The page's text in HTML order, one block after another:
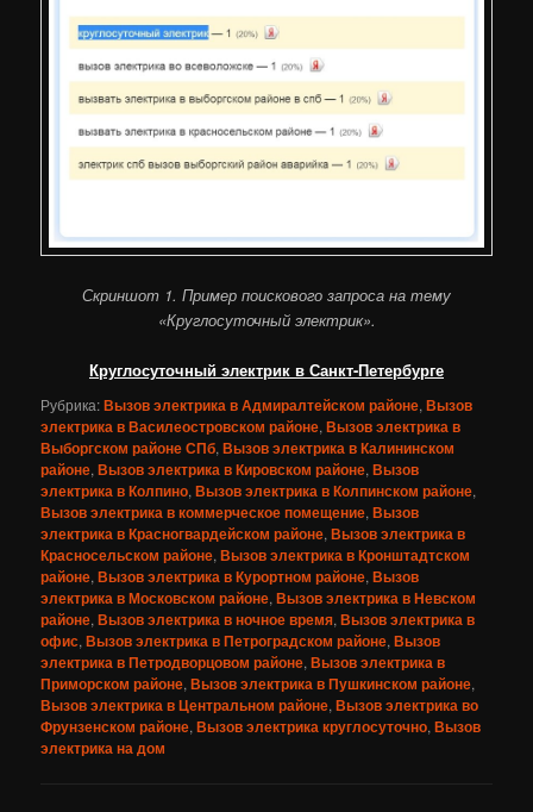
Скриншот 1. Пример поискового запроса на тему
«Круглосуточный электрик».
Круглосуточный электрик в Санкт-Петербурге
Рубрика:Вызов электрика в Адмиралтейском районе,Вызов
электрика в Василеостровском районе,Вызов электрика в
Выборгском районе СПб,Вызов электрика в Калининском
районе,Вызов электрика в Кировском районе,Вызов
электрика в Колпино,Вызов электрика в Колпинском районе,
Вызов электрика в коммерческое помещение,Вызов
электрика в Красногвардейском районе,Вызов электрика в
Красносельском районе,Вызов электрика в Кронштадтском
районе,Вызов электрика в Курортном районе,Вызов
электрика в Московском районе,Вызов электрика в Невском
районе,Вызов электрика в ночное время,Вызов электрика в
офис,Вызов электрика в Петроградском районе,Вызов
электрика в Петродворцовом районе,Вызов электрика в
Приморском районе,Вызов электрика в Пушкинском районе,
Вызов электрика в Центральном районе,Вызов электрика во
Фрунзенском районе,Вызов электрика круглосуточно,Вызов
электрика на дом